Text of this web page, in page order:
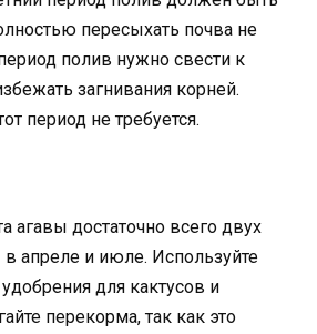
пересыхать почва не
полив нужно свести к
загнивания корней.
период не требуется.
агавы достаточно всего двух
апреле и июле. Используйте
для кактусов и
перекорма, так как это